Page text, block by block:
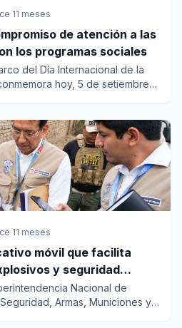
11 meses
de atención a las
los programas sociales
del Día Internacional de la
hoy, 5 de setiembre,
11 meses
móvil que facilita
y seguridad
Nacional de
Armas, Municiones y